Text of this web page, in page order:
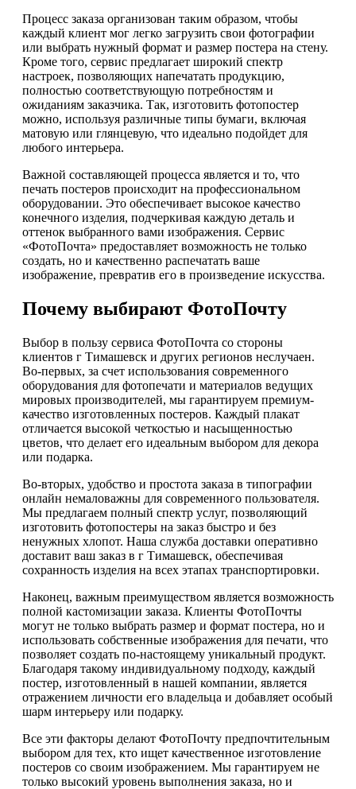
Процесс заказа организован таким образом, чтобы
каждый клиент мог легко загрузить свои фотографии
или выбрать нужный формат и размер постера на стену.
Кроме того, сервис предлагает широкий спектр
настроек, позволяющих напечатать продукцию,
полностью соответствующую потребностям и
ожиданиям заказчика. Так, изготовить фотопостер
можно, используя различные типы бумаги, включая
матовую или глянцевую, что идеально подойдет для
любого интерьера.
Важной составляющей процесса является и то, что
печать постеров происходит на профессиональном
оборудовании. Это обеспечивает высокое качество
конечного изделия, подчеркивая каждую деталь и
оттенок выбранного вами изображения. Сервис
«ФотоПочта» предоставляет возможность не только
создать, но и качественно распечатать ваше
изображение, превратив его в произведение искусства.
Почему выбирают ФотоПочту
Выбор в пользу сервиса ФотоПочта со стороны
клиентов г Тимашевск и других регионов неслучаен.
Во-первых, за счет использования современного
оборудования для фотопечати и материалов ведущих
мировых производителей, мы гарантируем премиум-
качество изготовленных постеров. Каждый плакат
отличается высокой четкостью и насыщенностью
цветов, что делает его идеальным выбором для декора
или подарка.
Во-вторых, удобство и простота заказа в типографии
онлайн немаловажны для современного пользователя.
Мы предлагаем полный спектр услуг, позволяющий
изготовить фотопостеры на заказ быстро и без
ненужных хлопот. Наша служба доставки оперативно
доставит ваш заказ в г Тимашевск, обеспечивая
сохранность изделия на всех этапах транспортировки.
Наконец, важным преимуществом является возможность
полной кастомизации заказа. Клиенты ФотоПочты
могут не только выбрать размер и формат постера, но и
использовать собственные изображения для печати, что
позволяет создать по-настоящему уникальный продукт.
Благодаря такому индивидуальному подходу, каждый
постер, изготовленный в нашей компании, является
отражением личности его владельца и добавляет особый
шарм интерьеру или подарку.
Все эти факторы делают ФотоПочту предпочтительным
выбором для тех, кто ищет качественное изготовление
постеров со своим изображением. Мы гарантируем не
только высокий уровень выполнения заказа, но и